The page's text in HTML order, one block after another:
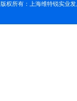
版权所有：上海维特锐实业